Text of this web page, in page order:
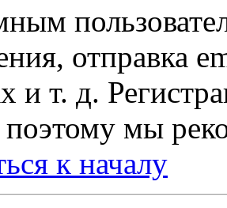
отправка
и т. д.
мы
к началу